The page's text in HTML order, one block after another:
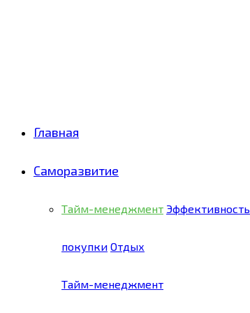
Главная
Саморазвитие
Тайм-менеджмент Эффективность
покупки Отдых
Тайм-менеджмент